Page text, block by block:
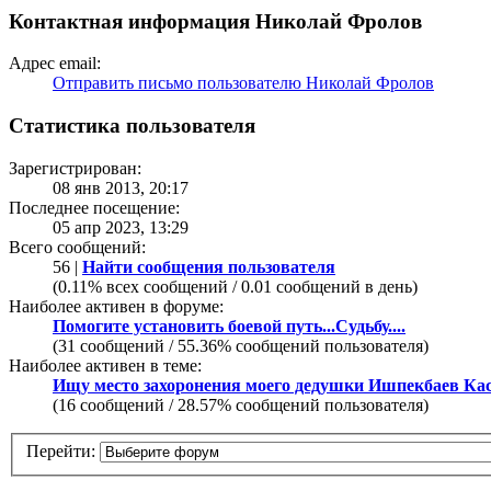
Контактная информация Николай Фролов
Адрес email:
Отправить письмо пользователю Николай Фролов
Статистика пользователя
Зарегистрирован:
08 янв 2013, 20:17
Последнее посещение:
05 апр 2023, 13:29
Всего сообщений:
56 | Найти сообщения пользователя
(0.11% всех сообщений / 0.01 сообщений в день)
Наиболее активен в форуме:
Помогите установить боевой путь...Судьбу....
(31 сообщений / 55.36% сообщений пользователя)
Наиболее активен в теме:
Ищу место захоронения моего дедушки Ишпекбаев
(16 сообщений / 28.57% сообщений пользователя)
Перейти: